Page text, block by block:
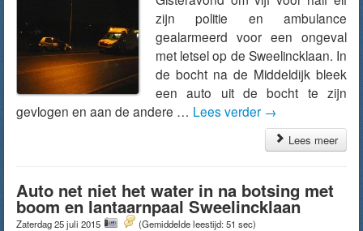
zijn politie en ambulance
gealarmeerd voor een ongeval
met letsel op de Sweelincklaan. In
de bocht na de Middeldijk bleek
een auto uit de bocht te zijn
gevlogen en aan de andere … Lees verder →
Lees meer
Auto net niet het water in na botsing met
boom en lantaarnpaal Sweelincklaan
Zaterdag 25 juli 2015 (Gemiddelde leestijd: 51 sec)